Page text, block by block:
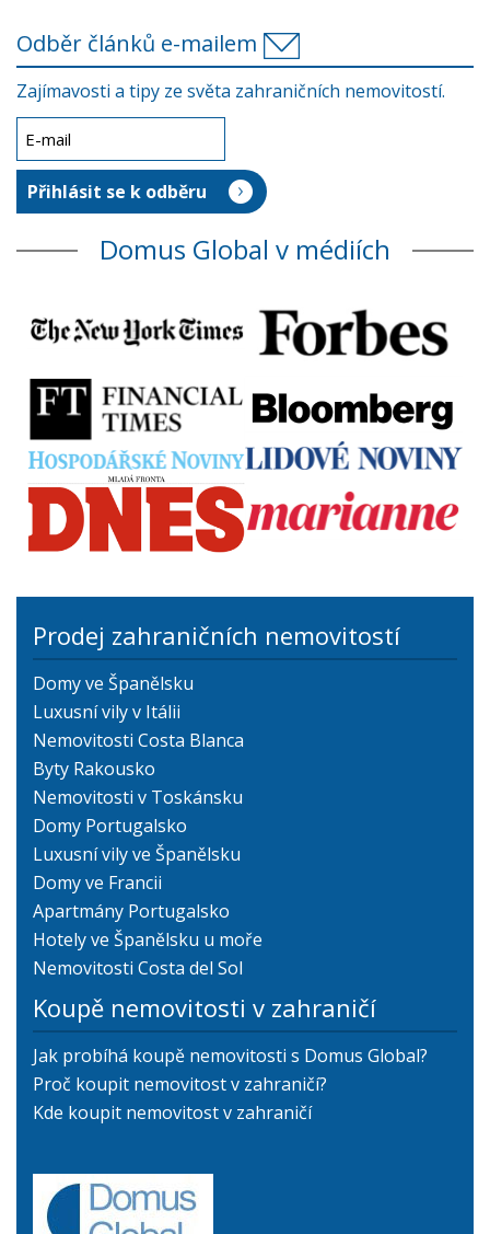
Odběr článků e-mailem
Zajímavosti a tipy ze světa zahraničních nemovitostí.
Domus Global v médiích
Prodej zahraničních nemovitostí
Domy ve Španělsku
Luxusní vily v Itálii
Nemovitosti Costa Blanca
Byty Rakousko
Nemovitosti v Toskánsku
Domy Portugalsko
Luxusní vily ve Španělsku
Domy ve Francii
Apartmány Portugalsko
Hotely ve Španělsku u moře
Nemovitosti Costa del Sol
Koupě nemovitosti v zahraničí
Jak probíhá koupě nemovitosti s Domus Global?
Proč koupit nemovitost v zahraničí?
Kde koupit nemovitost v zahraničí